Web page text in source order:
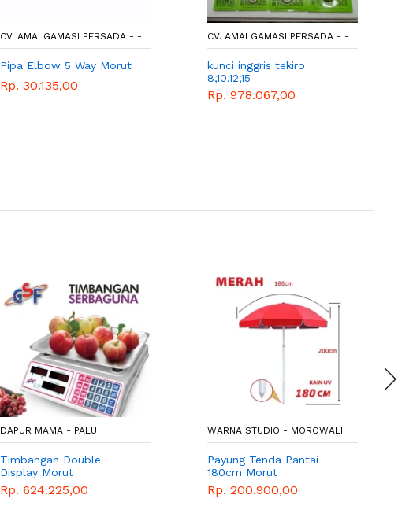
CV. AMALGAMASI PERSADA - -
Pipa Elbow 5 Way Morut
Rp. 30.135,00
CV. AMALGAMASI PERSADA - -
kunci inggris tekiro
8,10,12,15
Rp. 978.067,00
DAPUR MAMA - PALU
Timbangan Double
Display Morut
Rp. 624.225,00
WARNA STUDIO - MOROWALI
Payung Tenda Pantai
180cm Morut
Rp. 200.900,00